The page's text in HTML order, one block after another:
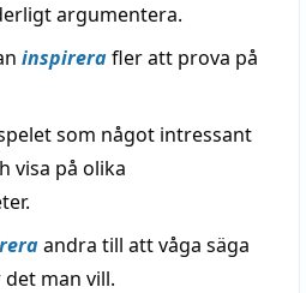
argumentera.
inspirerafler att prova på
som något intressant
visa på olika
andra till att våga säga
man vill.